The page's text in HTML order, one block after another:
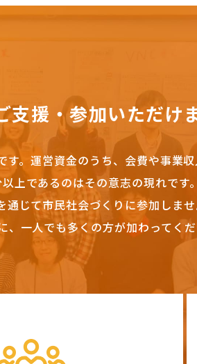
支援・参加いただけ
。 運営資金のうち、会費や事業収
上であるのはその意志の現れです。
じて市民社会づくりに参加しませ
一人でも多くの方が加わってくだ